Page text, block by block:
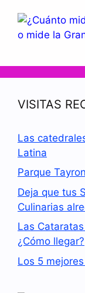
o mide la
VISITAS
Las
Latina
Parque
Deja que tus
Culinarias
Las
¿Cómo llegar?
Los 5